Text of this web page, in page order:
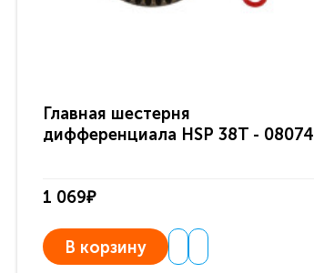
Главная шестерня
дифференциала HSP 38T - 08074
1 069₽
В корзину